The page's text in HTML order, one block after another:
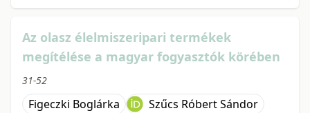
Az olasz élelmiszeripari termékek
megítélése a magyar fogyasztók körében
31-52
Figeczki Boglárka
Szűcs Róbert Sándor